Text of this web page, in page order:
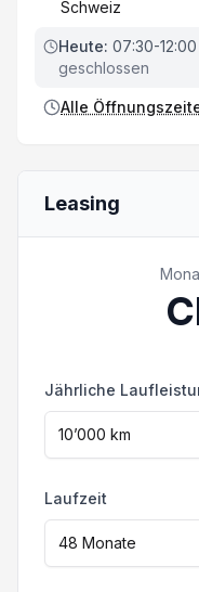
Bluetooth-System
Einparkhilfe hinten
zugeschnittenes
Eintausch / Ankauf:
Gerne tauschen
Ausstattung kann
Ausstattung
Zwischenverkauf
Schweiz
Heute:07:30-12:00
geschlossen
Alle
Leasing
Jährliche
10’000 km
Laufzeit
48 Monate